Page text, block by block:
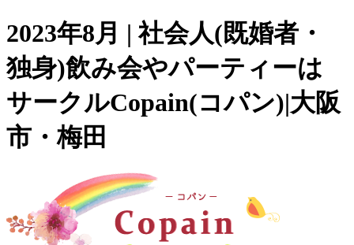
2023年8月 | 社会人(既婚者・
独身)飲み会やパーティーは
サークルCopain(コパン)|大阪
市・梅田